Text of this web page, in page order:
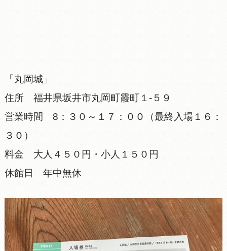
「丸岡城」
住所 福井県坂井市丸岡町霞町１-５９
営業時間 8：３０～１７：００（最終入場１６：
３０）
料金 大人４５０円・小人１５０円
休館日 年中無休